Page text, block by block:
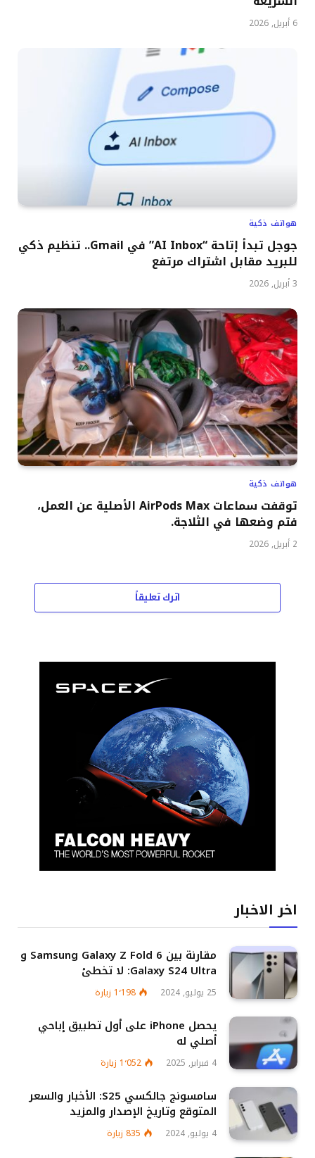
6 أبريل, 2026
هواتف ذكية
جوجل تبدأ إتاحة “AI Inbox” في Gmail.. تنظيم ذكي
للبريد مقابل اشتراك مرتفع
3 أبريل, 2026
هواتف ذكية
توقفت سماعات AirPods Max الأصلية عن العمل،
فتم وضعها في الثلاجة.
2 أبريل, 2026
اترك تعليقاً
اخر الاخبار
مقارنة بين Samsung Galaxy Z Fold 6 و
Galaxy S24 Ultra: لا تخطئ
25 يوليو, 2024 1٬198 زيارة
يحصل iPhone على أول تطبيق إباحي
أصلي له
4 فبراير, 2025 1٬052 زيارة
سامسونج جالكسي S25: الأخبار والسعر
المتوقع وتاريخ الإصدار والمزيد
4 يوليو, 2024 835 زيارة